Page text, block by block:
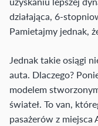
działająca, 6-
Pamietajmy jednak,
Jednak takie osiągi
auta. Dlaczego?
modelem
świateł. To van,
pasażerów z